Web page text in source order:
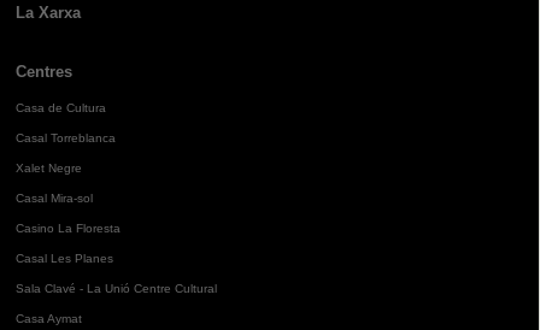
La Xarxa
Centres
Casa de Cultura
Casal Torreblanca
Xalet Negre
Casal Mira-sol
Casino La Floresta
Casal Les Planes
Sala Clavé - La Unió Centre Cultural
Casa Aymat